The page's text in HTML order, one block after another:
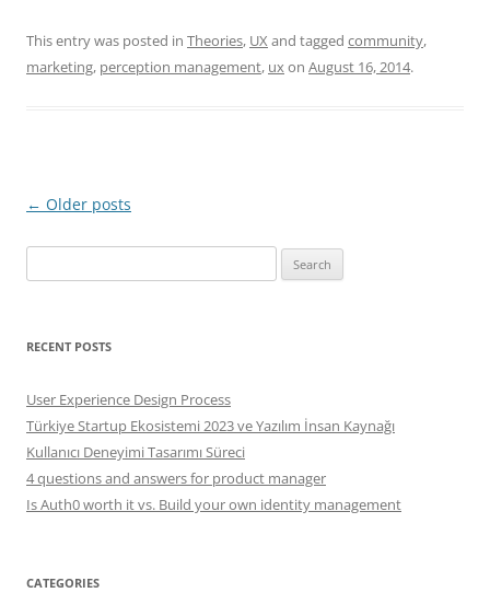
This entry was posted in Theories, UX and tagged community,
marketing, perception management, uxon August 16, 2014.
Post
← Older posts
for:
RECENT POSTS
User Experience Design Process
Türkiye Startup Ekosistemi 2023 ve Yazılım İnsan Kaynağı
Kullanıcı Deneyimi Tasarımı Süreci
4 questions and answers for product manager
Is Auth0 worth it vs. Build your own identity management
CATEGORIES